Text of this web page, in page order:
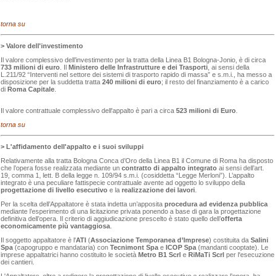
torna su
> Valore dell'investimento
Il valore complessivo dell’investimento per la tratta della Linea B1 Bologna-Jonio, è di circa
733 milioni di euro. Il Ministero delle Infrastrutture e dei Trasporti, ai sensi della
L.211/92 “Interventi nel settore dei sistemi di trasporto rapido di massa” e s.m.i., ha messo a
disposizione per la suddetta tratta 240 milioni di euro; il resto del finanziamento è a carico
di Roma Capitale.
Il valore contrattuale complessivo dell'appalto è pari a circa 523 milioni di Euro.
torna su
> L'affidamento dell'appalto e i suoi sviluppi
Relativamente alla tratta Bologna Conca d’Oro della Linea B1 il Comune di Roma ha disposto
che l’opera fosse realizzata mediante un contratto di appalto integratoai sensi dell’art.
19, comma 1, lett. B della legge n. 109/94 s.m.i. (cosiddetta “Legge Merloni”). L’appalto
integrato è una peculiare fattispecie contrattuale avente ad oggetto lo sviluppo della
progettazione di livello esecutivoe la realizzazione dei lavori.
Per la scelta dell’Appaltatore è stata indetta un’apposita procedura ad evidenza pubblica
mediante l’esperimento di una licitazione privata ponendo a base di gara la progettazione
definitiva dell’opera. Il criterio di aggiudicazione prescelto è stato quello dell’offerta
economicamente più vantaggiosa.
Il soggetto appaltatore è l'ATI(Associazione Temporanea d’Imprese) costituita da Salini
Spa(capogruppo e mandataria) con Tecnimont Spae ICOP Spa(mandanti cooptate). Le
imprese appaltatrici hanno costituito le società Metro B1 Scrle RiMaTi Scrlper l'esecuzione
dei cantieri.